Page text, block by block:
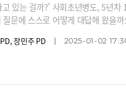
있는 걸까?' 사회초년병도, 5년차
문에 스스로 어떻게 대답해 왔을
장민주 PD 2025-01-02